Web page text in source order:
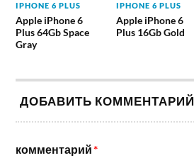
IPHONE 6 PLUS
Apple iPhone 6
Plus 64Gb Space
Gray
IPHONE 6 PLUS
Apple iPhone 6
Plus 16Gb Gold
ДОБАВИТЬ КОММЕНТАРИЙ
комментарий*